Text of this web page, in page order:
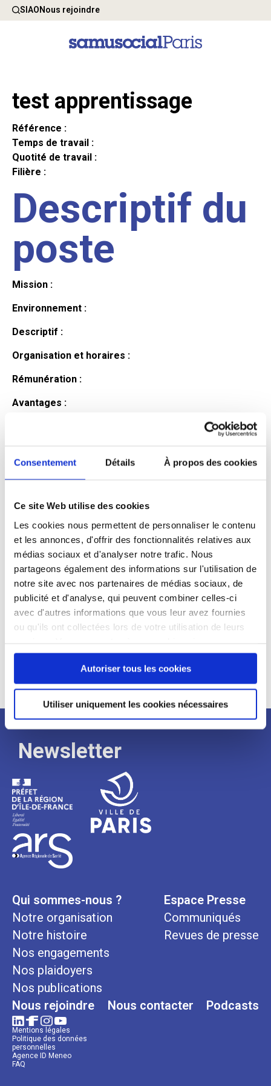
Consentement Détails À propos des cookies
Ce site Web utilise des cookies
Les cookies nous permettent de personnaliser le contenu
et les annonces, d'offrir des fonctionnalités relatives aux
médias sociaux et d'analyser notre trafic. Nous
partageons également des informations sur l'utilisation de
notre site avec nos partenaires de médias sociaux, de
publicité et d'analyse, qui peuvent combiner celles-ci
avec d'autres informations que vous leur avez fournies
ou qu'ils ont collectées lors de votre utilisation de leurs
continuez à utiliser notre site Web.
Autoriser tous les cookies
Utiliser uniquement les cookies nécessaires
SIAONous rejoindre
test apprentissage
Référence :
Temps de travail :
Quotité de travail :
Filière :
Descriptif du
poste
Mission :
Environnement :
Descriptif :
Organisation et horaires :
Rémunération :
Avantages :
candidat
Profil recherché :
Expérience :
Processus
de
recrutement
Newsletter
Qui sommes-nous ?
Notre organisation
Notre histoire
Nos engagements
Nos plaidoyers
Nos publications
Espace Presse
Communiqués
Revues de presse
Nous rejoindre Nous contacter Podcasts
Mentions légales
Politique des données
personnelles
Agence ID Meneo
FAQ